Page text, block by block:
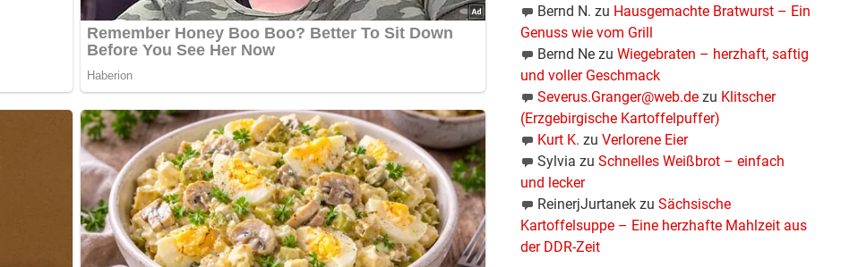
reduziert und durch eine leichte Alternative wie Olivenöl ergänzt werden.
und zuckerarme Mahlzeit.
das Gericht geschmacklich ab.
Bernd N. zu Hausgemachte Bratwurst – Ein
Genuss wie vom Grill
Bernd Nezu Wiegebraten – herzhaft, saftig
und voller Geschmack
Severus.Granger@web.dezu Klitscher
(Erzgebirgische Kartoffelpuffer)
Kurt K. zu Verlorene Eier
Sylvia zu Schnelles Weißbrot – einfach
und lecker
ReinerjJurtanekzu Sächsische
Kartoffelsuppe – Eine herzhafte Mahlzeit aus
der DDR-Zeit